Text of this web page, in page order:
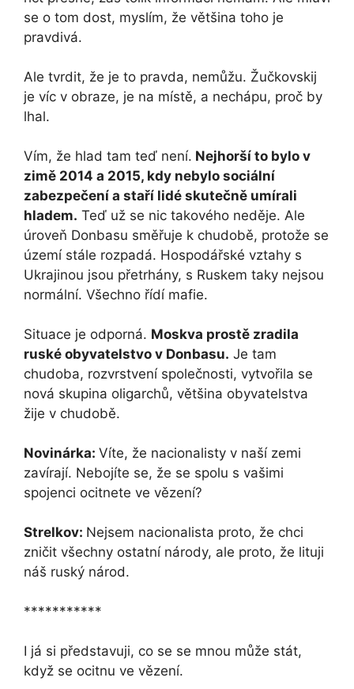
se o tom dost, myslím, že většina toho je
pravdivá.
Ale tvrdit, že je to pravda, nemůžu. Žučkovskij
je víc v obraze, je na místě, a nechápu, proč by
lhal.
Vím, že hlad tam teď není. Nejhorší to bylo v
zimě 2014 a 2015, kdy nebylo sociální
zabezpečení a staří lidé skutečně umírali
hladem. Teď už se nic takového neděje. Ale
úroveň Donbasu směřuje k chudobě, protože se
území stále rozpadá. Hospodářské vztahy s
Ukrajinou jsou přetrhány, s Ruskem taky nejsou
normální. Všechno řídí mafie.
Situace je odporná. Moskva prostě zradila
ruské obyvatelstvo v Donbasu. Je tam
chudoba, rozvrstvení společnosti, vytvořila se
nová skupina oligarchů, většina obyvatelstva
žije v chudobě.
Novinárka: Víte, že nacionalisty v naší zemi
zavírají. Nebojíte se, že se spolu s vašimi
spojenci ocitnete ve vězení?
Strelkov: Nejsem nacionalista proto, že chci
zničit všechny ostatní národy, ale proto, že lituji
náš ruský národ.
***********
I já si představuji, co se se mnou může stát,
když se ocitnu ve vězení.